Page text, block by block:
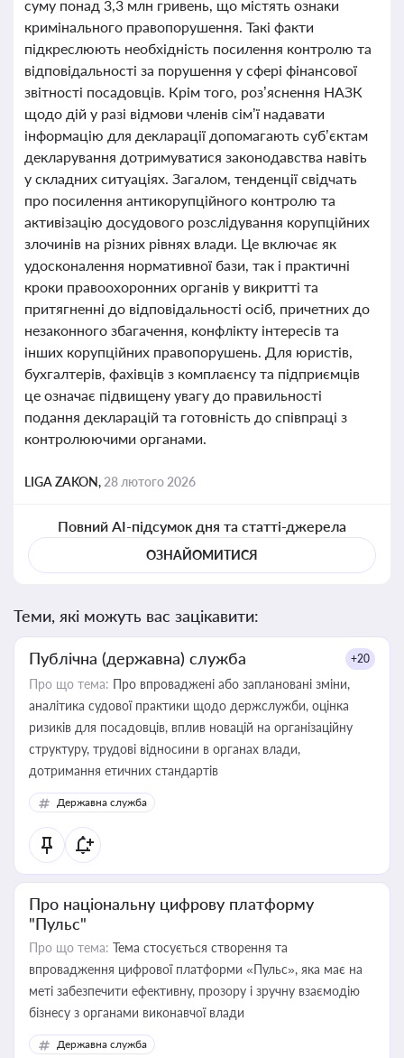
суму понад 3,3 млн гривень, що містять ознаки
кримінального правопорушення. Такі факти
підкреслюють необхідність посилення контролю та
відповідальності за порушення у сфері фінансової
звітності посадовців. Крім того, роз’яснення НАЗК
щодо дій у разі відмови членів сім’ї надавати
інформацію для декларації допомагають суб’єктам
декларування дотримуватися законодавства навіть
у складних ситуаціях. Загалом, тенденції свідчать
про посилення антикорупційного контролю та
активізацію досудового розслідування корупційних
злочинів на різних рівнях влади. Це включає як
удосконалення нормативної бази, так і практичні
кроки правоохоронних органів у викритті та
притягненні до відповідальності осіб, причетних до
незаконного збагачення, конфлікту інтересів та
інших корупційних правопорушень. Для юристів,
бухгалтерів, фахівців з комплаєнсу та підприємців
це означає підвищену увагу до правильності
подання декларацій та готовність до співпраці з
контролюючими органами.
LIGA ZAKON, 28 лютого 2026
Повний AI-підсумок дня та статті-джерела
ОЗНАЙОМИТИСЯ
Теми, які можуть вас зацікавити:
Публічна (державна) служба +20
Про що тема: Про впроваджені або заплановані зміни,
аналітика судової практики щодо держслужби, оцінка
ризиків для посадовців, вплив новацій на організаційну
структуру, трудові відносини в органах влади,
дотримання етичних стандартів
Державна служба
Про національну цифрову платформу
"Пульс"
Про що тема: Тема стосується створення та
впровадження цифрової платформи «Пульс», яка має на
меті забезпечити ефективну, прозору і зручну взаємодію
бізнесу з органами виконавчої влади
Державна служба